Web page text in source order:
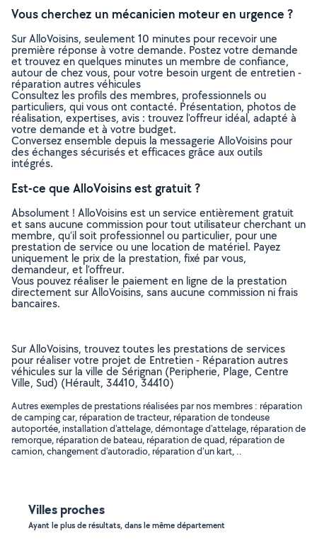
Vous cherchez un mécanicien moteur en urgence ?
Sur AlloVoisins, seulement 10 minutes pour recevoir une
première réponse à votre demande. Postez votre demande
et trouvez en quelques minutes un membre de confiance,
autour de chez vous, pour votre besoin urgent de entretien -
réparation autres véhicules
Consultez les profils des membres, professionnels ou
particuliers, qui vous ont contacté. Présentation, photos de
réalisation, expertises, avis : trouvez l'offreur idéal, adapté à
votre demande et à votre budget.
Conversez ensemble depuis la messagerie AlloVoisins pour
des échanges sécurisés et efficaces grâce aux outils
intégrés.
Est-ce que AlloVoisins est gratuit ?
Absolument ! AlloVoisins est un service entièrement gratuit
et sans aucune commission pour tout utilisateur cherchant un
membre, qu’il soit professionnel ou particulier, pour une
prestation de service ou une location de matériel. Payez
uniquement le prix de la prestation, fixé par vous,
demandeur, et l’offreur.
Vous pouvez réaliser le paiement en ligne de la prestation
directement sur AlloVoisins, sans aucune commission ni frais
bancaires.
Sur AlloVoisins, trouvez toutes les prestations de services
pour réaliser votre projet de Entretien - Réparation autres
véhicules sur la ville de Sérignan (Peripherie, Plage, Centre
Ville, Sud) (Hérault, 34410, 34410)
Autres exemples de prestations réalisées par nos membres : réparation
de camping car, réparation de tracteur, réparation de tondeuse
autoportée, installation d'attelage, démontage d'attelage, réparation de
remorque, réparation de bateau, réparation de quad, réparation de
camion, changement d'autoradio, réparation d'un kart, ..
Villes proches
Ayant le plus de résultats, dans le même département